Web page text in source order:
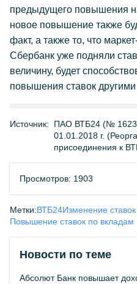
предыдущего повышения
новое повышение также
факт, а также то, что
Сбербанк уже подняли
величину, будет
повышения ставок другими
Источник:
ПАО ВТБ24 (№ 1623
01.01.2018 г.
присоединения к
Просмотров: 1903
Метки:ВТБ24Изменение
Повышение ставок по вкладам
Новости по теме
Абсолют Банк повышает